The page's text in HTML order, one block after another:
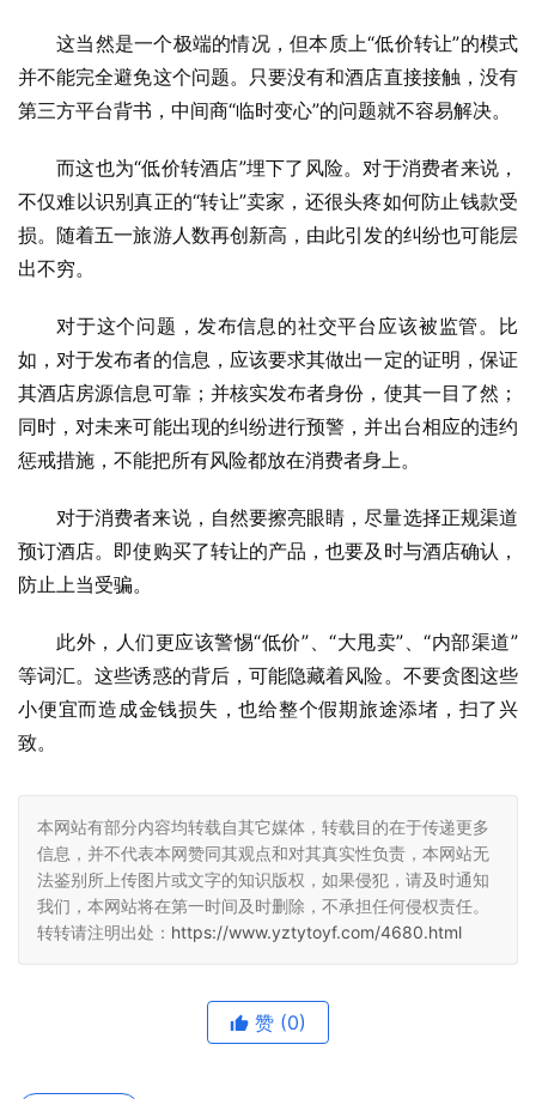
这当然是一个极端的情况，但本质上“低价转让”的模式
并不能完全避免这个问题。只要没有和酒店直接接触，没有
第三方平台背书，中间商“临时变心”的问题就不容易解决。
而这也为“低价转酒店”埋下了风险。对于消费者来说，
不仅难以识别真正的“转让”卖家，还很头疼如何防止钱款受
损。随着五一旅游人数再创新高，由此引发的纠纷也可能层
出不穷。
对于这个问题，发布信息的社交平台应该被监管。比
如，对于发布者的信息，应该要求其做出一定的证明，保证
其酒店房源信息可靠；并核实发布者身份，使其一目了然；
同时，对未来可能出现的纠纷进行预警，并出台相应的违约
惩戒措施，不能把所有风险都放在消费者身上。
对于消费者来说，自然要擦亮眼睛，尽量选择正规渠道
预订酒店。即使购买了转让的产品，也要及时与酒店确认，
防止上当受骗。
此外，人们更应该警惕“低价”、“大甩卖”、“内部渠道”
等词汇。这些诱惑的背后，可能隐藏着风险。不要贪图这些
小便宜而造成金钱损失，也给整个假期旅途添堵，扫了兴
致。
本网站有部分内容均转载自其它媒体，转载目的在于传递更多
信息，并不代表本网赞同其观点和对其真实性负责，本网站无
法鉴别所上传图片或文字的知识版权，如果侵犯，请及时通知
我们，本网站将在第一时间及时删除，不承担任何侵权责任。
转转请注明出处： https://www.yztytoyf.com/4680.html
赞 (0)